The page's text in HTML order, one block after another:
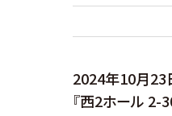
2024年10月
『西2ホール 2-